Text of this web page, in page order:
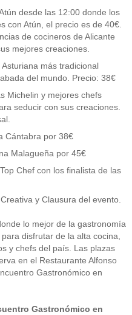
desde las 12:00 donde los
con Atún, el precio es de 40€.
de cocineros de Alicante
mejores creaciones.
más tradicional
del mundo. Precio: 38€
Michelin y mejores chefs
seducir con sus creaciones.
Cántabra por 38€
Malagueña por 45€
Chef con los finalista de las
y Clausura del evento.
lo mejor de la gastronomía
disfrutar de la alta cocina,
y chefs del país. Las plazas
en el Restaurante Alfonso
Gastronómico en
Gastronómico en